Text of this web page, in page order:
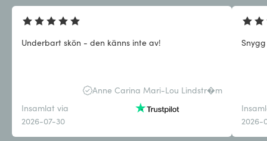
Underbart skön - den känns inte av!
Anne Carina Mari-Lou Lindstr�m
Insamlat via
2026-07-30
2026-